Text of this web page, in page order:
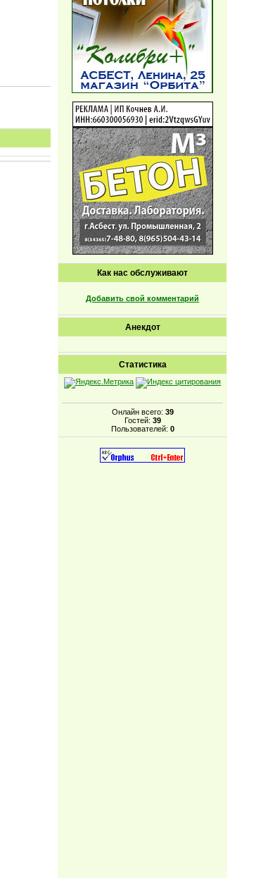
Как нас обслуживают
Добавить свой комментарий
Анекдот
Статистика
Онлайн всего: 39
Гостей: 39
Пользователей: 0